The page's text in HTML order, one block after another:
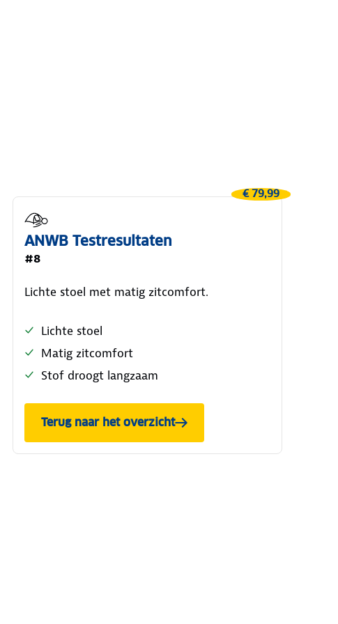
€ 79,99
ANWB Testresultaten
#8
Lichte stoel met matig zitcomfort.
Lichte stoel
Matig zitcomfort
Stof droogt langzaam
Terug naar het overzicht